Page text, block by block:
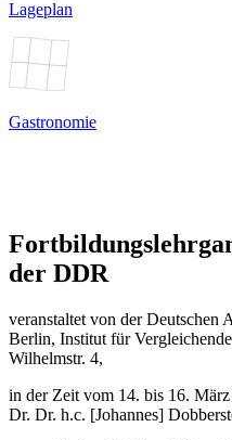
Lageplan
Gastronomie
der DDR
veranstaltet von der Deutschen
Berlin, Institut für
Wilhelmstr. 4,
in der Zeit vom 14. bis 16.
Dr. Dr. h.c. [Johannes]